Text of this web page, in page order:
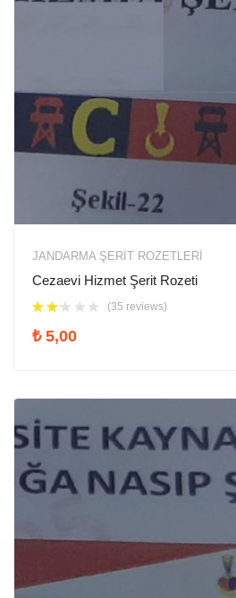
JANDARMA ŞERIT ROZETLERI
Cezaevi Hizmet Şerit Rozeti
(35 reviews)
₺5,00